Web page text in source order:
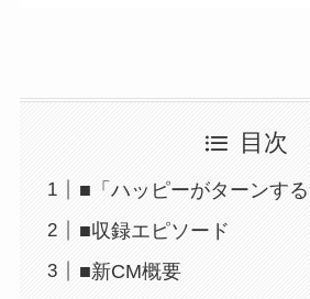
目次
■「ハッピーがターンす
■収録エピソード
■新CM概要